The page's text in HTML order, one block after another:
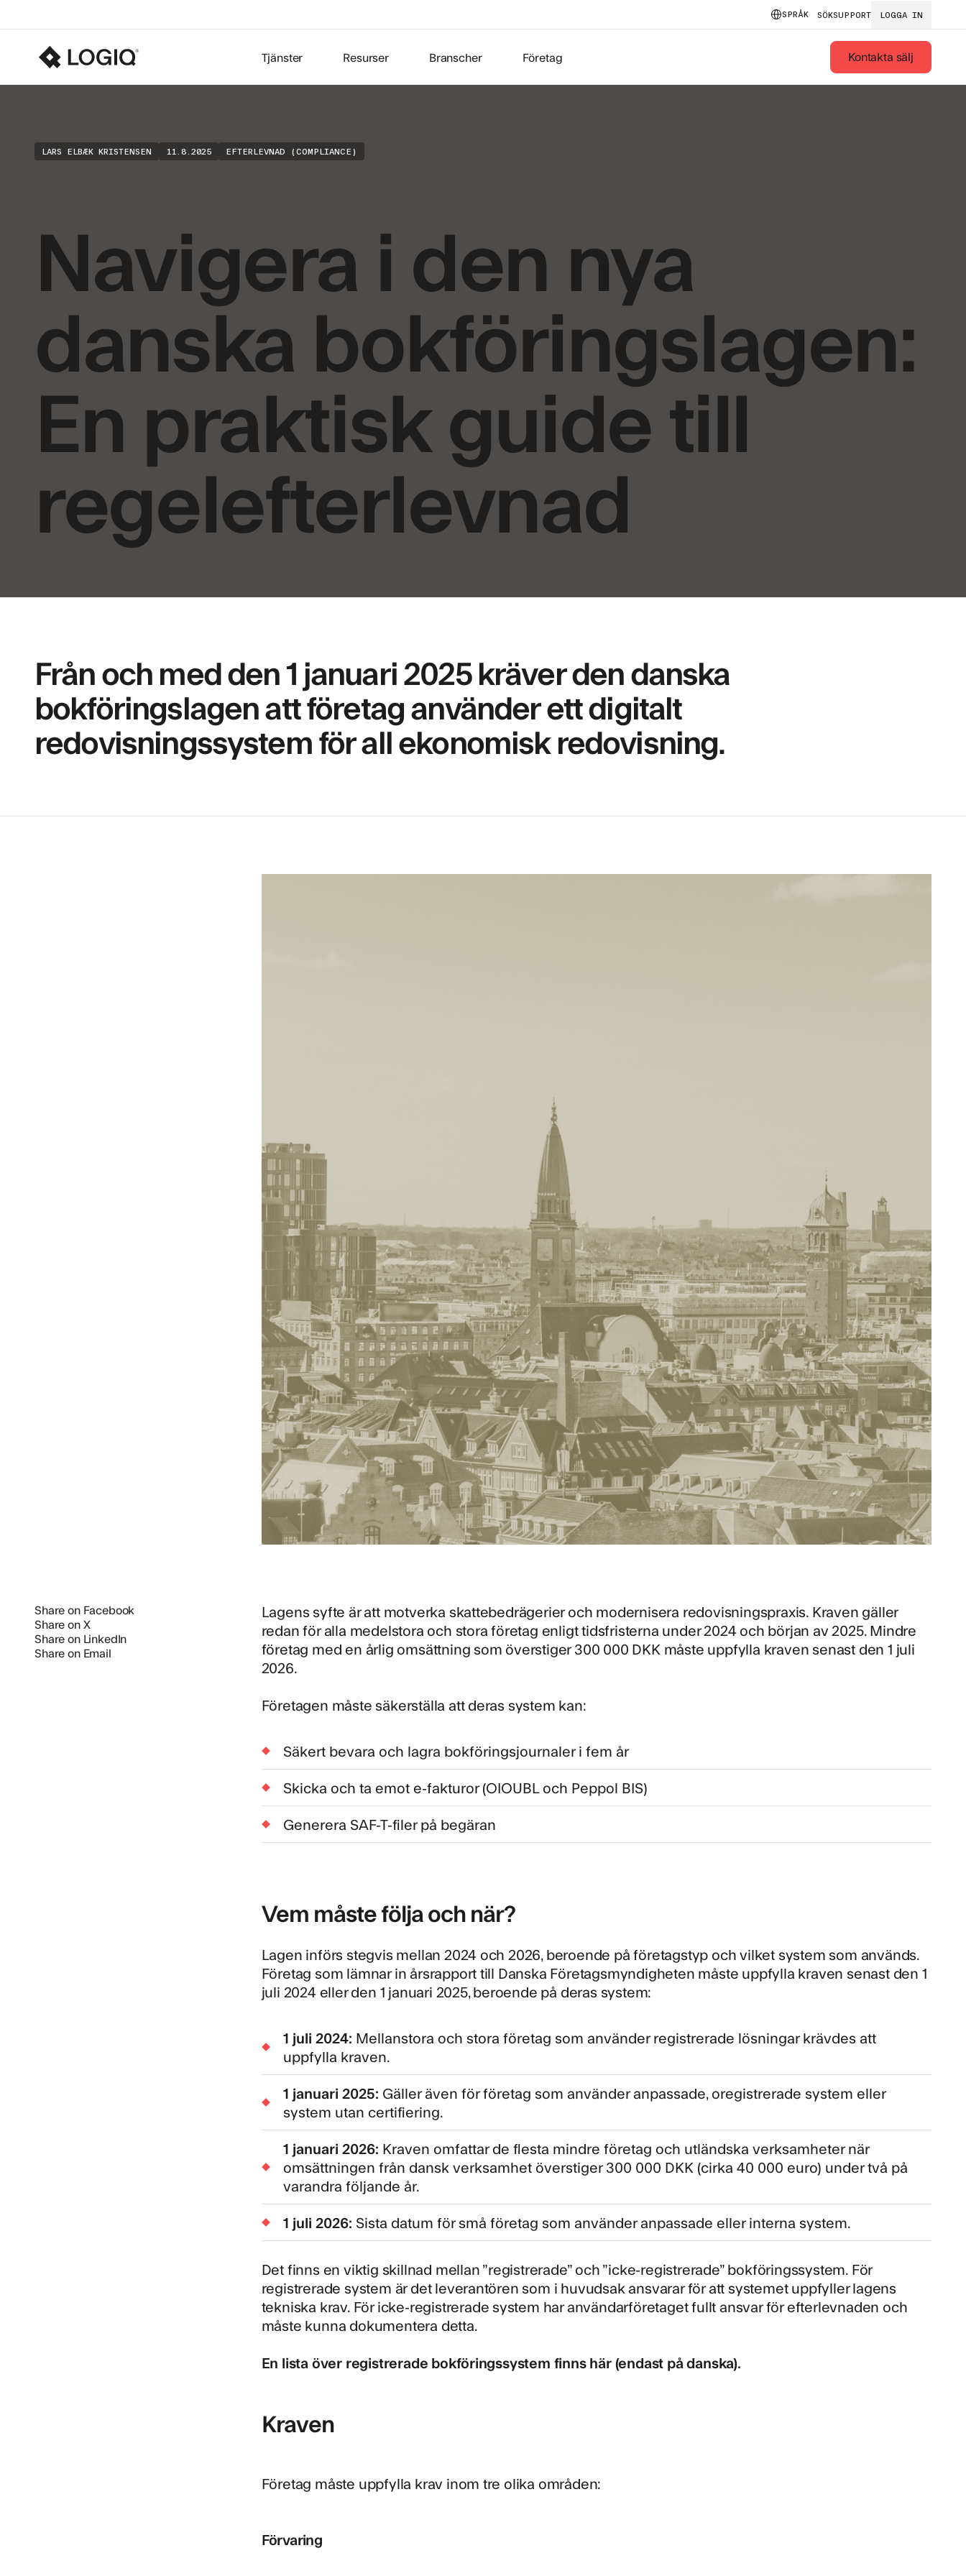
SPRÅK SÖKSUPPORT LOGGA IN
Tjänster Resurser Branscher Företag Kontakta sälj
LARS ELBÆK KRISTENSEN 11.8.2025 EFTERLEVNAD (COMPLIANCE)
Navigera i den nya
danska bokföringslagen:
En praktisk guide till
regelefterlevnad
Från och med den 1 januari 2025 kräver den danska
bokföringslagen att företag använder ett digitalt
redovisningssystem för all ekonomisk redovisning.
Share on Facebook
Share on X
Share on LinkedIn
Share on Email
Lagens syfte är att motverka skattebedrägerier och modernisera redovisningspraxis. Kraven gäller
redan för alla medelstora och stora företag enligt tidsfristerna under 2024 och början av 2025. Mindre
företag med en årlig omsättning som överstiger 300 000 DKK måste uppfylla kraven senast den 1 juli
2026.
Företagen måste säkerställa att deras system kan:
Säkert bevara och lagra bokföringsjournaler i fem år
Skicka och ta emot e-fakturor (OIOUBL och Peppol BIS)
Generera SAF-T-filer på begäran
Vem måste följa och när?
Lagen införs stegvis mellan 2024 och 2026, beroende på företagstyp och vilket system som används.
Företag som lämnar in årsrapport till Danska Företagsmyndigheten måste uppfylla kraven senast den 1
juli 2024 eller den 1 januari 2025, beroende på deras system:
1 juli 2024: Mellanstora och stora företag som använder registrerade lösningar krävdes att
uppfylla kraven.
1 januari 2025: Gäller även för företag som använder anpassade, oregistrerade system eller
system utan certifiering.
1 januari 2026: Kraven omfattar de flesta mindre företag och utländska verksamheter när
omsättningen från dansk verksamhet överstiger 300 000 DKK (cirka 40 000 euro) under två på
varandra följande år.
1 juli 2026: Sista datum för små företag som använder anpassade eller interna system.
Det finns en viktig skillnad mellan ”registrerade” och ”icke-registrerade” bokföringssystem. För
registrerade system är det leverantören som i huvudsak ansvarar för att systemet uppfyller lagens
tekniska krav. För icke-registrerade system har användarföretaget fullt ansvar för efterlevnaden och
måste kunna dokumentera detta.
En lista över registrerade bokföringssystem finns här (endast på danska).
Kraven
Företag måste uppfylla krav inom tre olika områden:
Förvaring